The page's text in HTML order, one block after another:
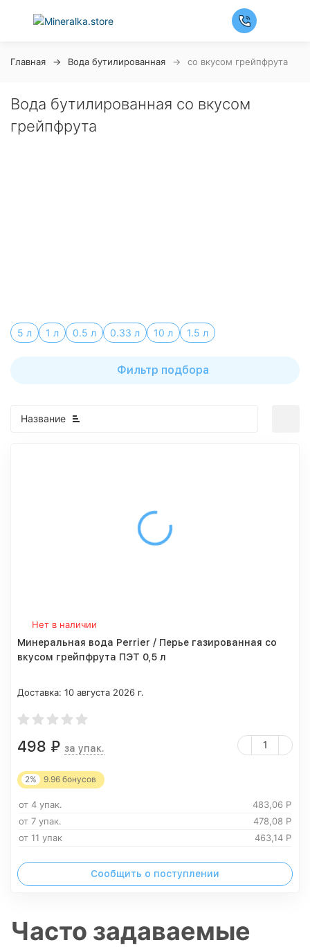
Главная Вода бутилированная со вкусом грейпфрута
Вода бутилированная со вкусом
грейпфрута
5 л 1 л 0.5 л 0.33 л 10 л 1.5 л
Фильтр подбора
Название
Нет в наличии
Минеральная вода Perrier / Перье газированная со
вкусом грейпфрута ПЭТ 0,5 л
Доставка: 10 августа 2026 г.
498 ₽ за упак.
2% 9.96 бонусов
от 4 упак. 483,06 Р
от 7 упак.
478,08 Р
от 11 упак
463,14 Р
Сообщить о поступлении
Часто задаваемые